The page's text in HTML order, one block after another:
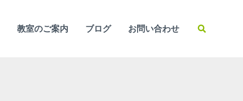
教室のご案内 ブログ お問い合わせ
検